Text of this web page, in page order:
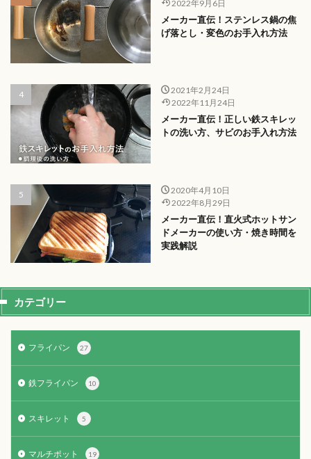
2022年9月6日
メーカー直伝！ステンレス鍋の焦
げ落とし・変色のお手入れ方法
2021年2月24日
2022年11月24日
メーカー直伝！正しい鉄スキレッ
トの洗い方、サビのお手入れ方法
2020年4月10日
2022年8月29日
メーカー直伝！直火式ホットサン
ドメーカーの使い方・焼き時間を
実践解説
カテゴリー
フライパン 27
鉄フライパン 10
スキレット 5
マルチポット 19